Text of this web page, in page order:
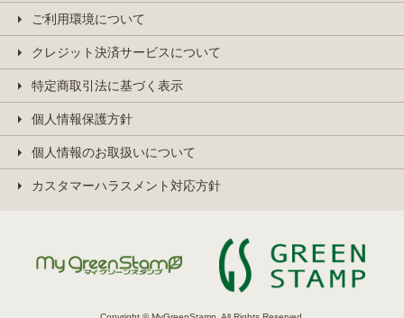
ご利用環境について
クレジット決済サービスについて
特定商取引法に基づく表示
個人情報保護方針
個人情報のお取扱いについて
カスタマーハラスメント対応方針